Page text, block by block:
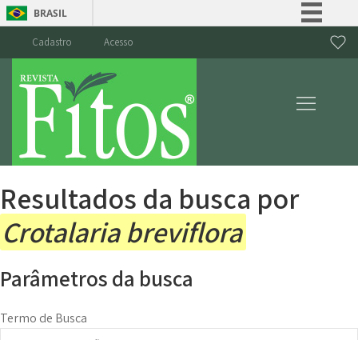
BRASIL
Canais
Cadastro Acesso
Resultados da busca por
Crotalaria breviflora
Parâmetros da busca
Termo de Busca